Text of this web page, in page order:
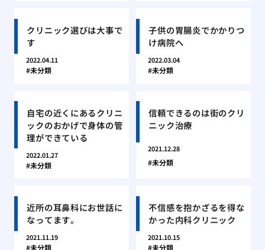
クリニック選びは大事で
す
2022.04.11
未分類
子供の胃腸炎でかかりつ
け病院へ
2022.03.04
未分類
自宅の近くにあるクリニ
ックのおかげで身体の管
理ができている
2022.01.27
未分類
信頼できるのは街のクリ
ニック治療
2021.12.28
未分類
近所の耳鼻科にお世話に
なってます。
2021.11.19
未分類
不信感を抱かざるを得な
かった内科クリニック
2021.10.15
未分類